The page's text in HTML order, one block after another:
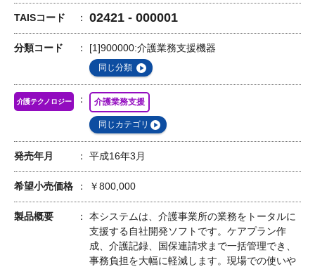
TAISコード 02421 - 000001
分類コード [1]900000:介護業務支援機器
同じ分類
介護テクノロジー 介護業務支援
同じカテゴリ
発売年月 平成16年3月
希望小売価格 ￥800,000
製品概要
本システムは、介護事業所の業務をトータルに
支援する自社開発ソフトです。ケアプラン作
成、介護記録、国保連請求まで一括管理でき、
事務負担を大幅に軽減します。現場での使いや